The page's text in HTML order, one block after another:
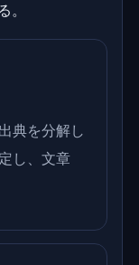
。
典を分解し
し、文章